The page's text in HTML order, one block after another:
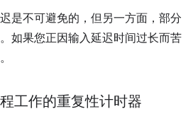
是不可避免的，但另一方面，部分
如果您正因输入延迟时间过长而苦
工作的重复性计时器